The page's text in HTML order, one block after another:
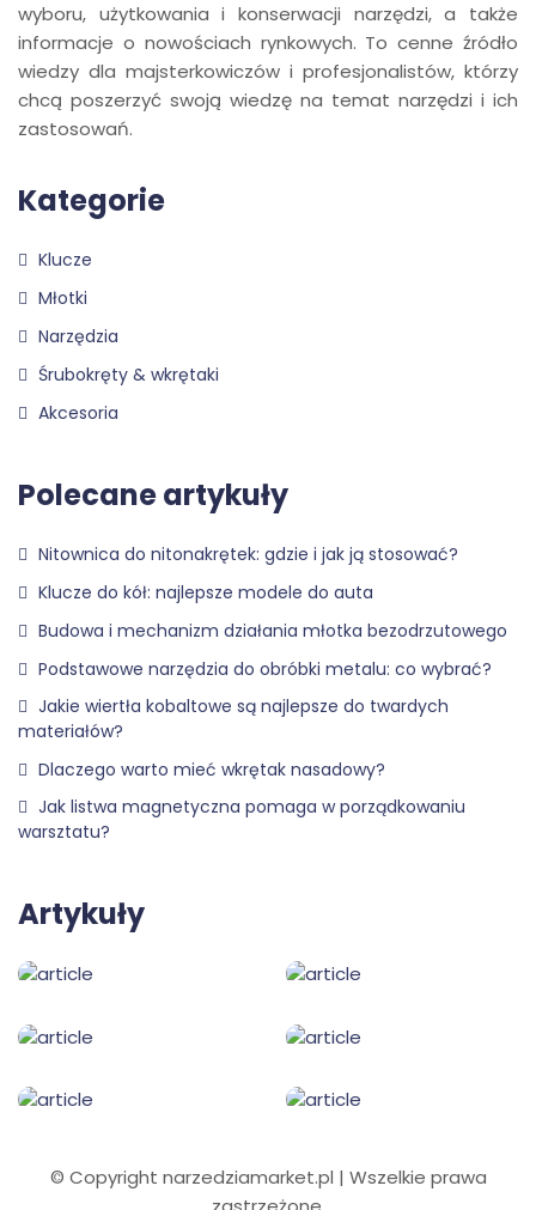
wyboru, użytkowania i konserwacji narzędzi, a także
informacje o nowościach rynkowych. To cenne źródło
wiedzy dla majsterkowiczów i profesjonalistów, którzy
chcą poszerzyć swoją wiedzę na temat narzędzi i ich
zastosowań.
Kategorie
Klucze
Młotki
Narzędzia
Śrubokręty & wkrętaki
Akcesoria
Polecane artykuły
Nitownica do nitonakrętek: gdzie i jak ją stosować?
Klucze do kół: najlepsze modele do auta
Budowa i mechanizm działania młotka bezodrzutowego
Podstawowe narzędzia do obróbki metalu: co wybrać?
Jakie wiertła kobaltowe są najlepsze do twardych
materiałów?
Dlaczego warto mieć wkrętak nasadowy?
Jak listwa magnetyczna pomaga w porządkowaniu
warsztatu?
Artykuły
© Copyright narzedziamarket.pl | Wszelkie prawa